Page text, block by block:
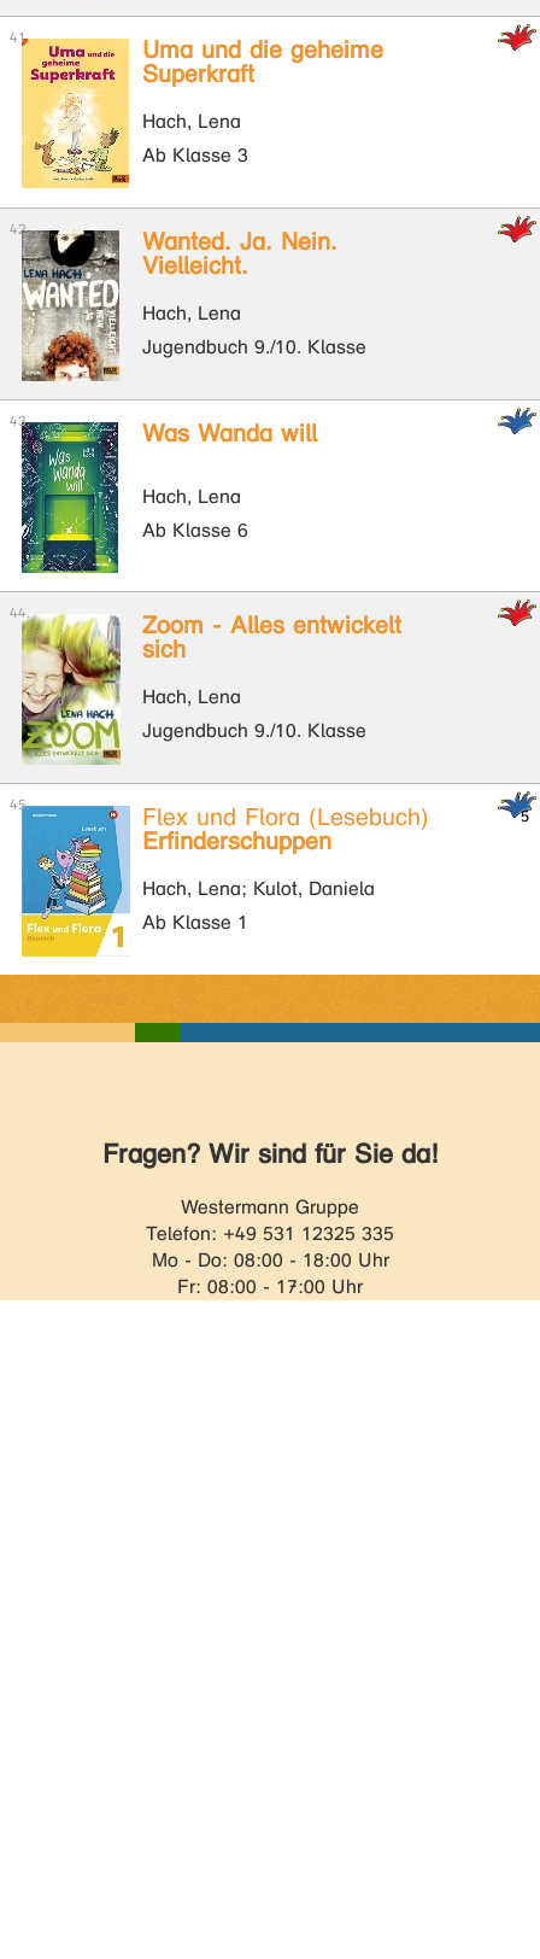
Uma und die geheime
Superkraft
Hach, Lena
Ab Klasse 3
Wanted. Ja. Nein.
Vielleicht.
Hach, Lena
Jugendbuch 9./10. Klasse
Was Wanda will
Hach, Lena
Ab Klasse 6
Zoom - Alles entwickelt
sich
Hach, Lena
Jugendbuch 9./10. Klasse
Flex und Flora (Lesebuch)
Erfinderschuppen
Hach, Lena; Kulot, Daniela
Ab Klasse 1